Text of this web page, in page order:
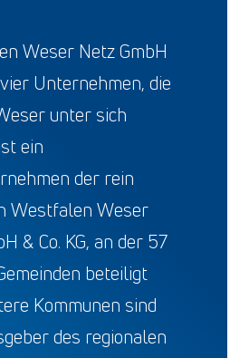
Weser Netz GmbH
Unternehmen, die
unter sich
ein
der rein
Westfalen Weser
& Co. KG, an der 57
beteiligt
Kommunen sind
des regionalen